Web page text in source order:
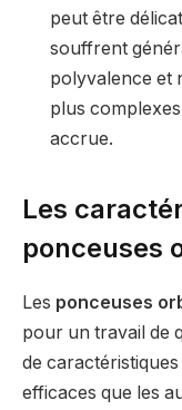
peut être
souffrent
polyvalence et
plus
accrue.
Les
ponceuses
Les ponceuses
pour un travail de
de
efficaces que les